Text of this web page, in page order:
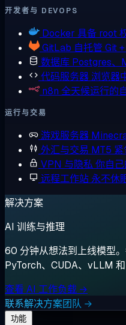
开发者与 DEVOPS
Docker 具备 root
GitLab 自托管 Git
数据库 Postgres、
代码服务器 浏览器
n8n 全天候运行的
运行与交易
游戏服务器
外汇与交易 MT5 紧
VPN 与隐私 你自
远程工作站 永不休
解决方案
AI 训练与推理
60 分钟从想法到上线模型
PyTorch、CUDA、vLLM 和
查看 AI 工作负载 →
联系解决方案团队 →